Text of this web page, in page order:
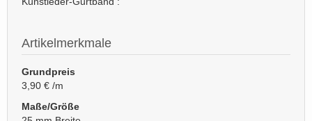
Artikelmerkmale
Grundpreis
3,90 € /m
Maße/Größe